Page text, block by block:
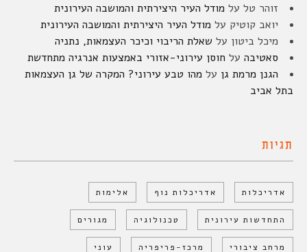
זוהר טל על מודל העיר היצירתית והמושבה העירונית
יואב קוטיק על מודל העיר היצירתית והמושבה העירונית
מיכל ביטון על שאלת הריבוי וכיכר העצמאות, נתניה
סאטיבה על חוסן עירוני-אזורי באמצעות אנרגיה מתחדשת
הגנן מרמת גן על מהו טבע עירוני? המקרה של גן העצמאות
בתל אביב
תגיות
אדריכלות אדריכלות נוף אלימות
התחדשות עירונית טכנולוגיה מגורים
מרחב ציבורי מרכז-פריפריה עוני